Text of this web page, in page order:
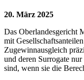
20. März 2025
Das Oberlandesgericht
mit
Zugewinnausgleich
und deren Surrogate
sind, wenn sie die